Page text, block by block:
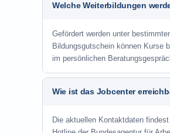
Welche Weiterbildungen
Gefördert werden unter
Bildungsgutschein können Kurse
im persönlichen
Wie ist das Jobcenter
Die aktuellen Kontaktdaten